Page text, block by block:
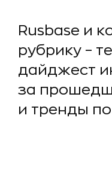
Rusbase и
рубрику –
дайджест
за
и тренды